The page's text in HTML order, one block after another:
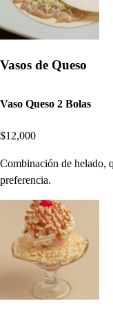
Vasos de Queso
Vaso Queso 2 Bolas
$12,000
Combinación de helado,
preferencia.